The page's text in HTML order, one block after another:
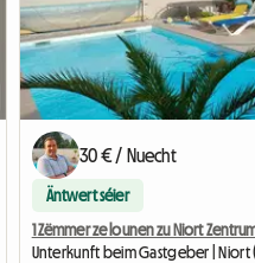
30 € / Nuecht
Äntwert séier
1 Zëmmer ze lounen zu Niort
Unterkunft beim Gastgeber | Niort